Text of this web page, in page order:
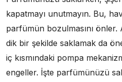
kapatmayı unutmayın. Bu,
parfümün bozulmasını önler.
dik bir şekilde saklamak da
iç kısmındaki pompa
engeller. İşte parfümünüzü